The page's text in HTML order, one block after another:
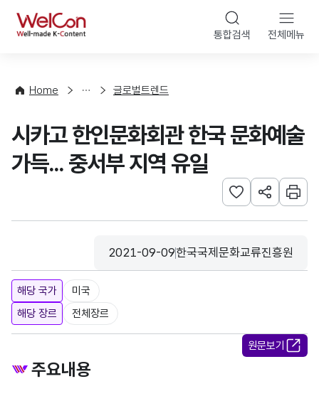
WelCon 통합검색 전체메뉴
Home
향
계
글로벌트렌드
시카고 한인문화회관 한국 문화예술
가득... 중서부 지역 유일
관심사 등록하기
URL 공유하
인쇄
등록일
2021-09-09
수집기관
한국국제문화교류진흥원
해당 국가
미국
해당 장르
전체장르
원문보기
주요내용